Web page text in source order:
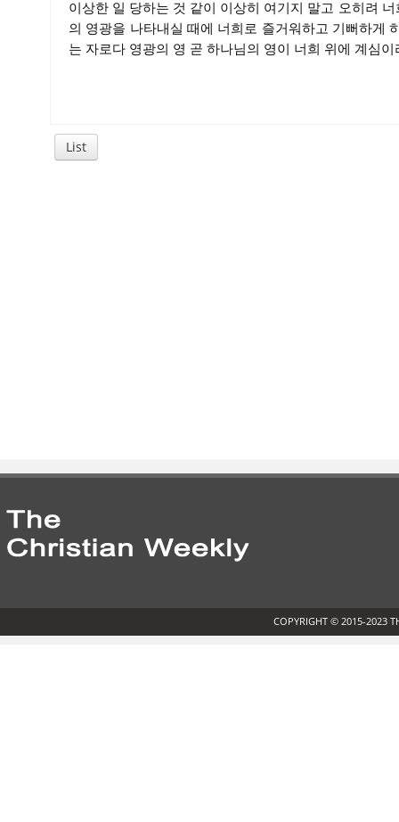
이상한 일 당하는 것 같이 이상히 여기지 말고 오히려
의 영광을 나타내실 때에 너희로 즐거워하고 기뻐하게
는 자로다 영광의 영 곧 하나님의 영이 너희 위에 계심이
List
COPYRIGHT © 2015-2023